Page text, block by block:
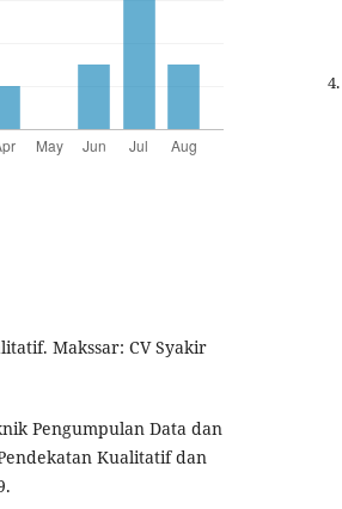
Makssar: CV Syakir
Pengumpulan Data dan
Kualitatif dan